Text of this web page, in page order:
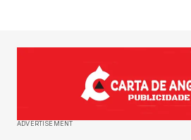
ADVERTISEMENT